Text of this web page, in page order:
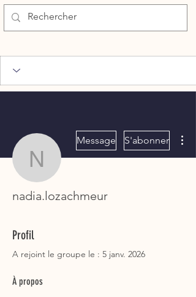
Message S'abonner
nadia.lozachmeur
Profil
A rejoint le groupe le : 5 janv. 2026
À propos